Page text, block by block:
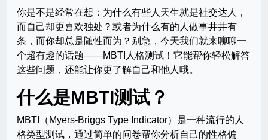
你是不是经常在想：为什么有些人天生就是社交达人，
而自己却更喜欢独处？或者为什么有的人做事井井有
条，而你却总是随性而为？别急，今天我们就来聊聊一
个超有趣的话题——MBTI人格测试！它能帮你轻松解答
这些问题，还能让你更了解自己和他人哦。
什么是MBTI测试？
MBTI（Myers-Briggs Type Indicator）是一种流行的人
格类型测试，通过简单的问卷帮你分析自己的性格偏